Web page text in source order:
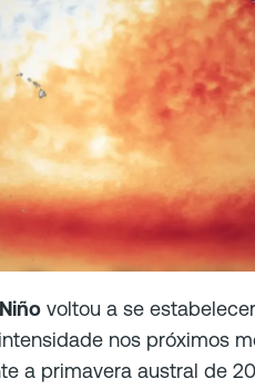
voltou a se
nos próximos
a primavera austral de